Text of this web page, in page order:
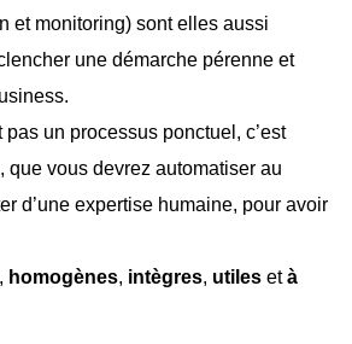
et monitoring) sont elles aussi
une démarche pérenne et
pas un processus ponctuel, c’est
, que vous devrez automatiser au
d’une expertise humaine, pour avoir
, homogènes, intègres, utiles età